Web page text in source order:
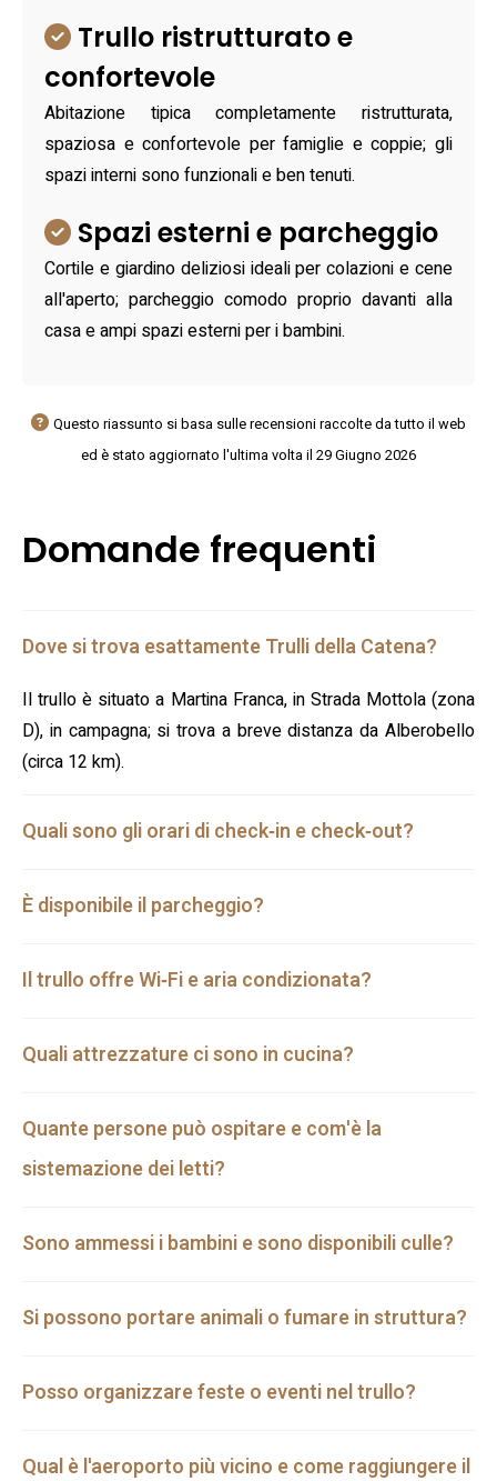
Trullo ristrutturato e
confortevole
Abitazione tipica completamente ristrutturata,
spaziosa e confortevole per famiglie e coppie; gli
spazi interni sono funzionali e ben tenuti.
Spazi esterni e parcheggio
Cortile e giardino deliziosi ideali per colazioni e cene
all'aperto; parcheggio comodo proprio davanti alla
casa e ampi spazi esterni per i bambini.
Questo riassunto si basa sulle recensioni raccolte da tutto il web
ed è stato aggiornato l'ultima volta il 29 Giugno 2026
Domande frequenti
Dove si trova esattamente Trulli della Catena?
Il trullo è situato a Martina Franca, in Strada Mottola (zona
D), in campagna; si trova a breve distanza da Alberobello
(circa 12 km).
Quali sono gli orari di check‑in e check‑out?
È disponibile il parcheggio?
Il trullo offre Wi‑Fi e aria condizionata?
Quali attrezzature ci sono in cucina?
Quante persone può ospitare e com'è la
sistemazione dei letti?
Sono ammessi i bambini e sono disponibili culle?
Si possono portare animali o fumare in struttura?
Posso organizzare feste o eventi nel trullo?
Qual è l'aeroporto più vicino e come raggiungere il